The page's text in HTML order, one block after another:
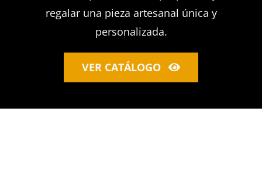
regalar una pieza artesanal única y
personalizada.
VER CATÁLOGO